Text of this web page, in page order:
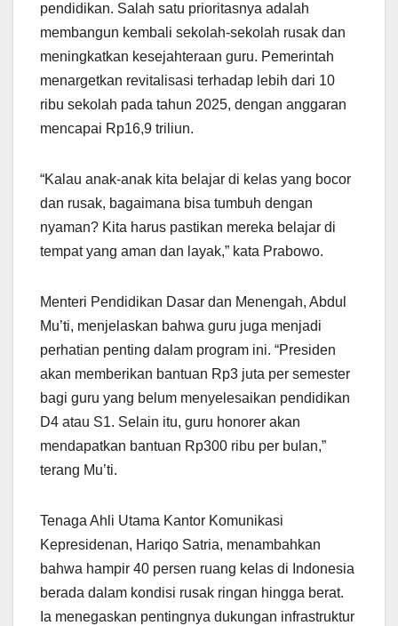
pendidikan. Salah satu prioritasnya adalah
membangun kembali sekolah-sekolah rusak dan
meningkatkan kesejahteraan guru. Pemerintah
menargetkan revitalisasi terhadap lebih dari 10
ribu sekolah pada tahun 2025, dengan anggaran
mencapai Rp16,9 triliun.
“Kalau anak-anak kita belajar di kelas yang bocor
dan rusak, bagaimana bisa tumbuh dengan
nyaman? Kita harus pastikan mereka belajar di
tempat yang aman dan layak,” kata Prabowo.
Menteri Pendidikan Dasar dan Menengah, Abdul
Mu’ti, menjelaskan bahwa guru juga menjadi
perhatian penting dalam program ini. “Presiden
akan memberikan bantuan Rp3 juta per semester
bagi guru yang belum menyelesaikan pendidikan
D4 atau S1. Selain itu, guru honorer akan
mendapatkan bantuan Rp300 ribu per bulan,”
terang Mu’ti.
Tenaga Ahli Utama Kantor Komunikasi
Kepresidenan, Hariqo Satria, menambahkan
bahwa hampir 40 persen ruang kelas di Indonesia
berada dalam kondisi rusak ringan hingga berat.
Ia menegaskan pentingnya dukungan infrastruktur